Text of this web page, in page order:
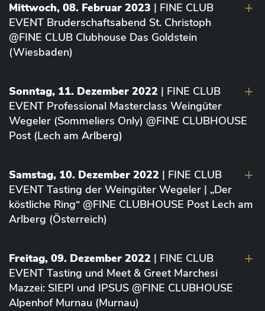
Mittwoch, 08. Februar 2023 | FINE CLUB
EVENT Bruderschaftsabend St. Christoph
@FINE CLUB Clubhouse Das Goldstein
(Wiesbaden)
Sonntag, 11. Dezember 2022 | FINE CLUB
EVENT Professional Masterclass Weingüter
Wegeler (Sommeliers Only) @FINE CLUBHOUSE
Post (Lech am Arlberg)
Samstag, 10. Dezember 2022 | FINE CLUB
EVENT Tasting der Weingüter Wegeler | „Der
köstliche Ring“ @FINE CLUBHOUSE Post Lech am
Arlberg (Österreich)
Freitag, 09. Dezember 2022 | FINE CLUB
EVENT Tasting und Meet & Greet Marchesi
Mazzei: SIEPI und IPSUS @FINE CLUBHOUSE
Alpenhof Murnau (Murnau)